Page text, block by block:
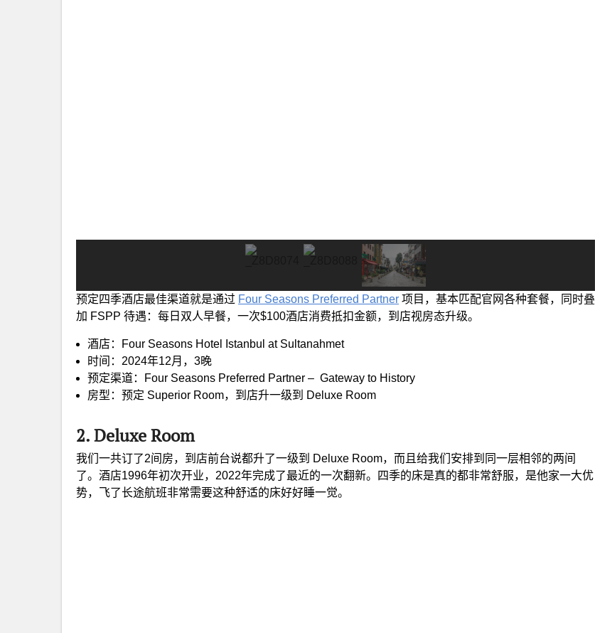
预定四季酒店最佳渠道就是通过 Four Seasons Preferred Partner 项目，基本匹配官网各种套餐，同时叠
加 FSPP 待遇：每日双人早餐，一次$100酒店消费抵扣金额，到店视房态升级。
酒店：Four Seasons Hotel Istanbul at Sultanahmet
时间：2024年12月，3晚
预定渠道：Four Seasons Preferred Partner – Gateway to History
房型：预定 Superior Room，到店升一级到 Deluxe Room
2. Deluxe Room
我们一共订了2间房，到店前台说都升了一级到 Deluxe Room，而且给我们安排到同一层相邻的两间
了。酒店1996年初次开业，2022年完成了最近的一次翻新。四季的床是真的都非常舒服，是他家一大优
势，飞了长途航班非常需要这种舒适的床好好睡一觉。